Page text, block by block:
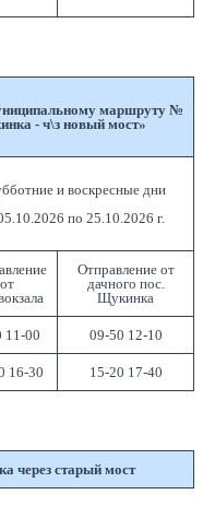
маршруту №
- ч\з новый мост»
и воскресные дни
по 25.10.2026 г.
от
Отправление от
дачного пос.
Щукинка
11-00 09-50 12-10
16-30 15-20 17-40
старый мост